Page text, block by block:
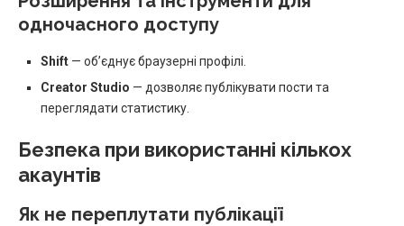
одночасного доступу
Shift — об’єднує браузерні профілі.
Creator Studio — дозволяє публікувати пости та
переглядати статистику.
Безпека при використанні кількох
акаунтів
Як не переплутати публікації